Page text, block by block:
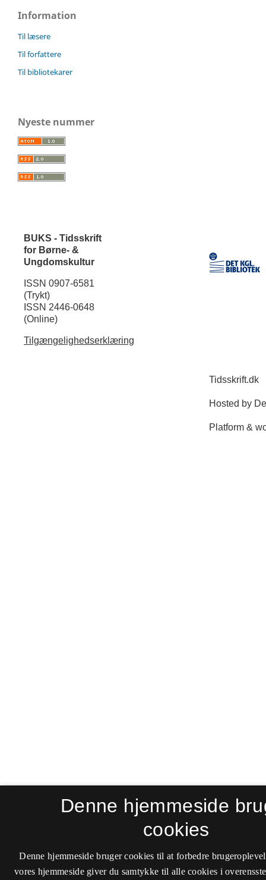
Information
Til læsere
Til forfattere
Til bibliotekarer
Nyeste nummer
BUKS - Tidsskrift
for Børne- &
Ungdomskultur
ISSN 0907-6581
(Trykt)
ISSN 2446-0648
(Online)
Tilgængelighedserklæring
Denne hjemmeside
cookies
Denne hjemmeside bruger cookies til at forbedre
vores hjemmeside giver du samtykke til alle cookies i